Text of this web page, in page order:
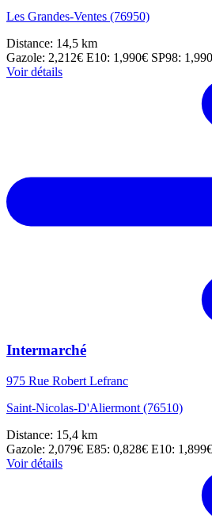
Les Grandes-Ventes (76950)
Distance: 14,5 km
Gazole: 2,212€ E10: 1,990€ SP98:
Voir détails
Intermarché
975 Rue Robert Lefranc
Saint-Nicolas-D'Aliermont (76510)
Distance: 15,4 km
Gazole: 2,079€ E85: 0,828€ E10: 1,899€
Voir détails